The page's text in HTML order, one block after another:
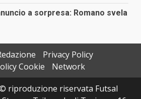
a sorpresa: Romano svela
Privacy Policy
Cookie
Network
riproduzione riservata Futsal